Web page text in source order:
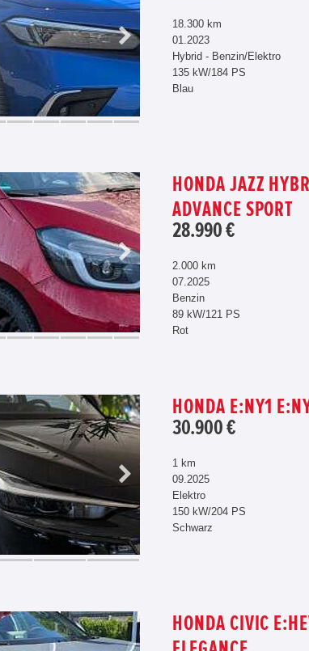
18.300 km
01.2023
Hybrid - Benzin/Elektro
135 kW/184 PS
Blau
HONDA JAZZ
ADVANCE SPORT
28.990 €
2.000 km
07.2025
Benzin
89 kW/121 PS
Rot
HONDA E:NY1
30.900 €
1 km
09.2025
Elektro
150 kW/204 PS
Schwarz
HONDA CIVIC